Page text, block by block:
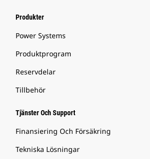
Produkter
Power Systems
Produktprogram
Reservdelar
Tillbehör
Tjänster Och Support
Finansiering Och Försäkring
Tekniska Lösningar